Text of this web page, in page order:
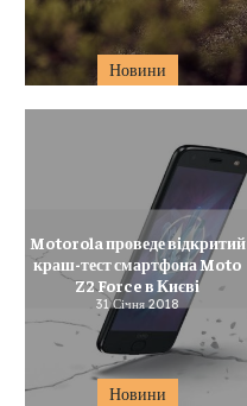
Новини
Новини
Motorola проведе відкритий
краш-тест смартфона Moto
Z2 Force в Києві
31 Січня 2018